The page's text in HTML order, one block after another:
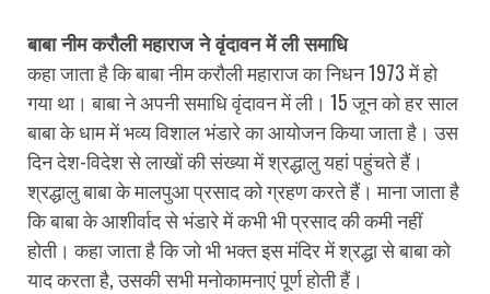
बाबा नीम करौली महाराज ने वृंदावन में ली समाधि
कहा जाता है कि बाबा नीम करौली महाराज का निधन 1973 में हो
गया था। बाबा ने अपनी समाधि वृंदावन में ली। 15 जून को हर साल
बाबा के धाम में भव्य विशाल भंडारे का आयोजन किया जाता है। उस
दिन देश-विदेश से लाखों की संख्या में श्रद्धालु यहां पहुंचते हैं।
श्रद्धालु बाबा के मालपुआ प्रसाद को ग्रहण करते हैं। माना जाता है
कि बाबा के आशीर्वाद से भंडारे में कभी भी प्रसाद की कमी नहीं
होती। कहा जाता है कि जो भी भक्त इस मंदिर में श्रद्धा से बाबा को
याद करता है, उसकी सभी मनोकामनाएं पूर्ण होती हैं।